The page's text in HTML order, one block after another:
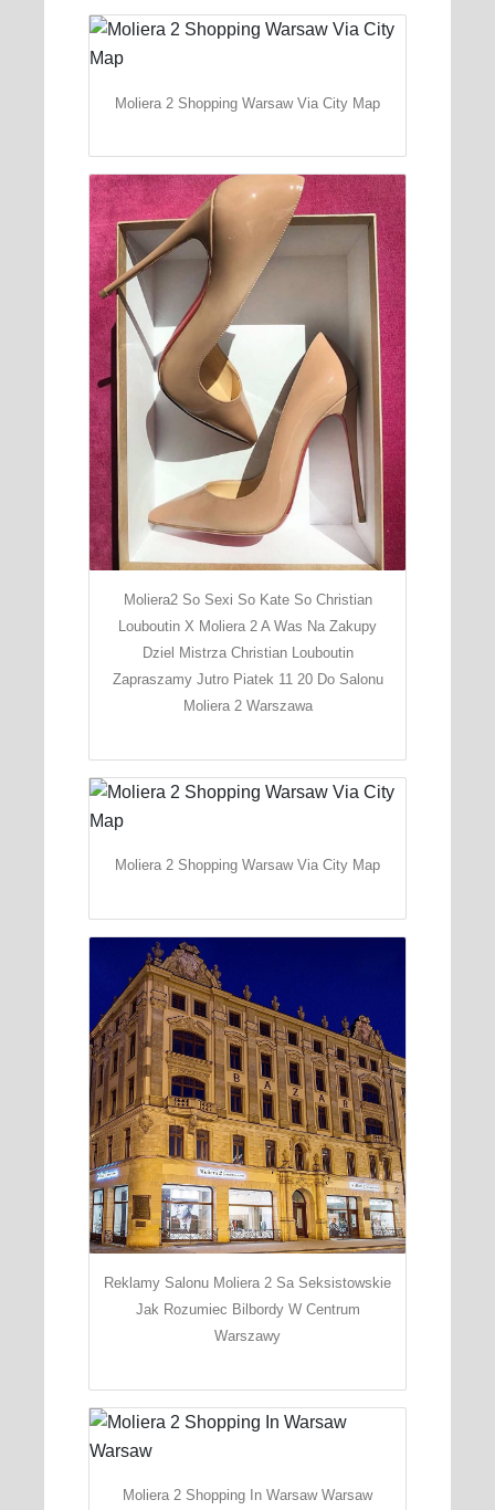
Moliera 2 Shopping Warsaw Via City Map
Moliera2 So Sexi So Kate So Christian
Louboutin X Moliera 2 A Was Na Zakupy
Dziel Mistrza Christian Louboutin
Zapraszamy Jutro Piatek 11 20 Do Salonu
Moliera 2 Warszawa
Moliera 2 Shopping Warsaw Via City Map
Reklamy Salonu Moliera 2 Sa Seksistowskie
Jak Rozumiec Bilbordy W Centrum
Warszawy
Moliera 2 Shopping In Warsaw Warsaw